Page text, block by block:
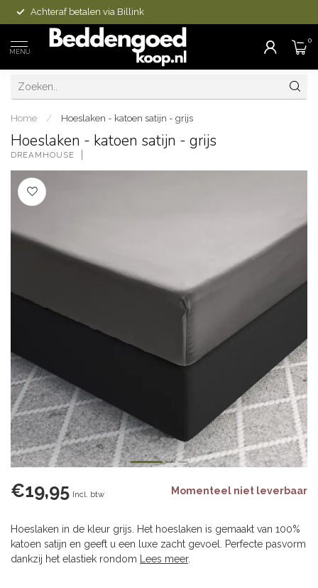
Achteraf betalen via Billink
MENU
0
Home / Hoeslaken - katoen satijn - grijs
Hoeslaken - katoen satijn - grijs
DREAMHOUSE
€19,95 Incl. btw Momenteel niet leverbaar
Hoeslaken in de kleur grijs. Het hoeslaken is gemaakt van 100%
katoen satijn en geeft u een luxe zacht gevoel. Perfecte pasvorm
dankzij het elastiek rondom
Lees meer.